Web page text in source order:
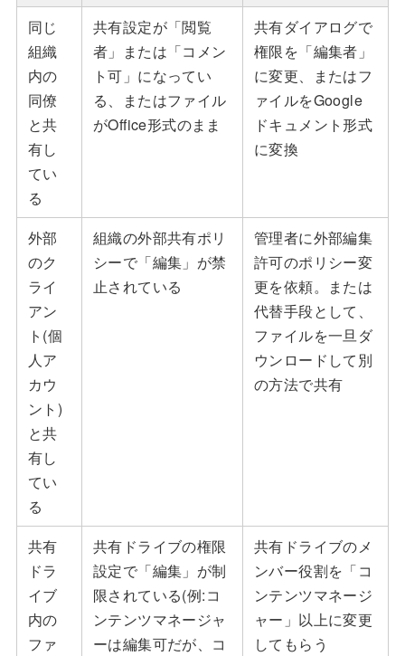
同じ
組織
内の
同僚
と共
有し
てい
る
共有設定が「閲覧
者」または「コメン
ト可」になってい
る、またはファイル
がOffice形式のまま
共有ダイアログで
権限を「編集者」
に変更、またはフ
ァイルをGoogle
ドキュメント形式
に変換
外部
のク
ライ
アン
ト(個
人ア
カウ
ント)
と共
有し
てい
る
組織の外部共有ポリ
シーで「編集」が禁
止されている
管理者に外部編集
許可のポリシー変
更を依頼。または
代替手段として、
ファイルを一旦ダ
ウンロードして別
の方法で共有
共有
ドラ
イブ
内の
ファ
共有ドライブの権限
設定で「編集」が制
限されている(例:コ
ンテンツマネージャ
ーは編集可だが、コ
共有ドライブのメ
ンバー役割を「コ
ンテンツマネージ
ャー」以上に変更
してもらう